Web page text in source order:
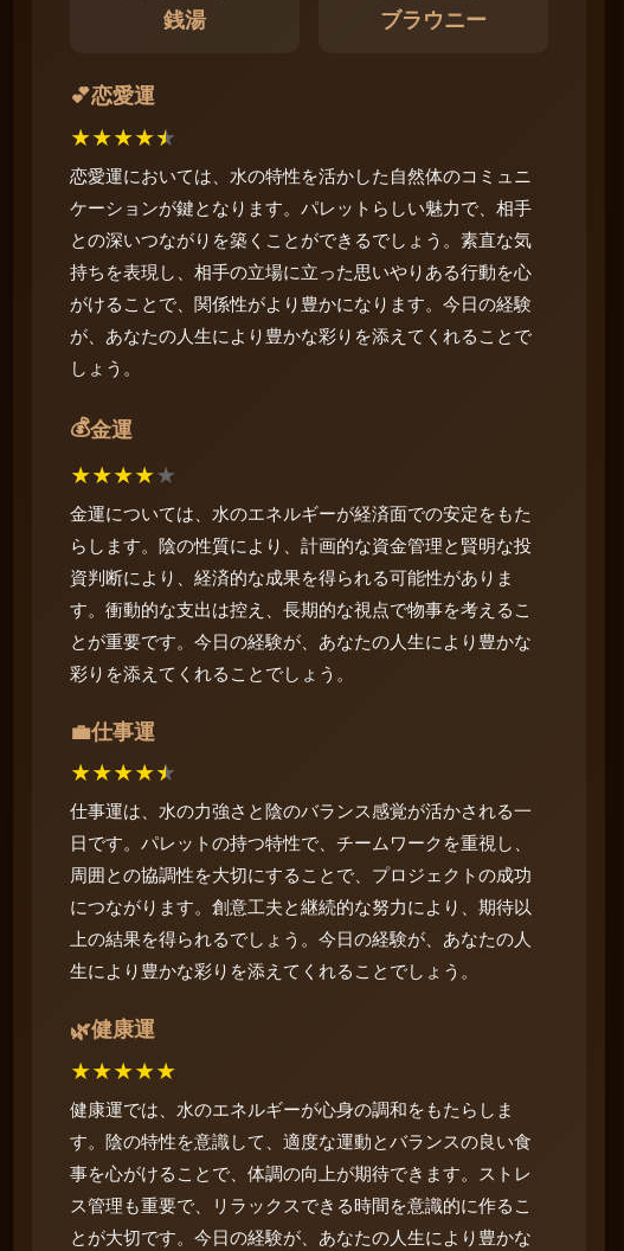
銭湯 ブラウニー
💕恋愛運
★★★★★
恋愛運においては、水の特性を活かした自然体のコミュニ
ケーションが鍵となります。パレットらしい魅力で、相手
との深いつながりを築くことができるでしょう。素直な気
持ちを表現し、相手の立場に立った思いやりある行動を心
がけることで、関係性がより豊かになります。今日の経験
が、あなたの人生により豊かな彩りを添えてくれることで
しょう。
💰金運
★★★★★
金運については、水のエネルギーが経済面での安定をもた
らします。陰の性質により、計画的な資金管理と賢明な投
資判断により、経済的な成果を得られる可能性がありま
す。衝動的な支出は控え、長期的な視点で物事を考えるこ
とが重要です。今日の経験が、あなたの人生により豊かな
彩りを添えてくれることでしょう。
💼仕事運
★★★★★
仕事運は、水の力強さと陰のバランス感覚が活かされる一
日です。パレットの持つ特性で、チームワークを重視し、
周囲との協調性を大切にすることで、プロジェクトの成功
につながります。創意工夫と継続的な努力により、期待以
上の結果を得られるでしょう。今日の経験が、あなたの人
生により豊かな彩りを添えてくれることでしょう。
🌿健康運
★★★★★
健康運では、水のエネルギーが心身の調和をもたらしま
す。陰の特性を意識して、適度な運動とバランスの良い食
事を心がけることで、体調の向上が期待できます。ストレ
ス管理も重要で、リラックスできる時間を意識的に作るこ
とが大切です。今日の経験が、あなたの人生により豊かな